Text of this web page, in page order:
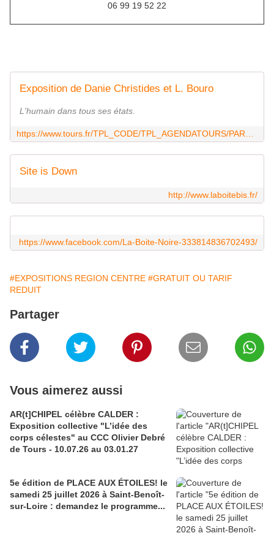
06 99 19 52 22
Exposition de Danie Christides et L. Bouro
L'humain dans tous ses états.
Site is Down
http://www.laboitebis.fr/
https://www.facebook.com/La-Boite-Noire-333814836702493/
#EXPOSITIONS REGION CENTRE #GRATUIT OU TARIF
REDUIT
Partager
Vous aimerez aussi
AR(t]CHIPEL célèbre CALDER :
Exposition collective "L’idée des
corps célestes" au CCC Olivier Debré
de Tours - 10.07.26 au 03.01.27
5e édition de PLACE AUX ÉTOILES! le
samedi 25 juillet 2026 à Saint-Benoît-
sur-Loire : demandez le programme...